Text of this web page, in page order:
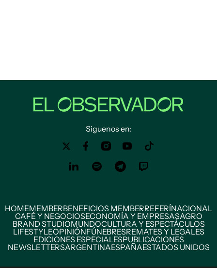
Siguenos en:
HOMEMEMBERBENEFICIOS MEMBERREFERÍNACIONAL
CAFÉ Y NEGOCIOSECONOMÍA Y EMPRESASAGRO
BRAND STUDIOMUNDOCULTURA Y ESPECTÁCULOS
LIFESTYLEOPINIÓNFÚNEBRESREMATES Y LEGALES
EDICIONES ESPECIALESPUBLICACIONES
NEWSLETTERSARGENTINAESPAÑAESTADOS UNIDOS